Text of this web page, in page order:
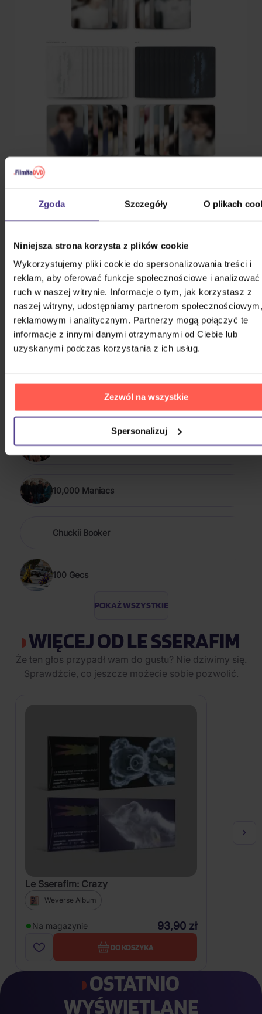
Zgoda Szczegóły O plikach
Niniejsza strona korzysta z plików cookie
Wykorzystujemy pliki cookie do spersonalizowania treści i
reklam, aby oferować funkcje społecznościowe i analizować
ruch w naszej witrynie. Informacje o tym, jak korzystasz z
naszej witryny, udostępniamy partnerom społecznościowym,
reklamowym i analitycznym. Partnerzy mogą połączyć te
informacje z innymi danymi otrzymanymi od Ciebie lub
uzyskanymi podczas korzystania z ich usług.
Zezwól na wszystkie
Spersonalizuj
PODOBNI WYKONAWCY
*NSYNC
10,000 Maniacs
Chuckii Booker
100 Gecs
POKAŻ WSZYSTKIE
WIĘCEJ OD LE SSERAFIM
Że ten głos przypadł wam do gustu? Nie dziwimy się.
Sprawdźcie, co jeszcze możecie sobie pozwolić.
Le Sserafim: Crazy
Weverse Album
Na magazynie 93,90 zł
DO KOSZYKA
OSTATNIO
WYŚWIETLANE